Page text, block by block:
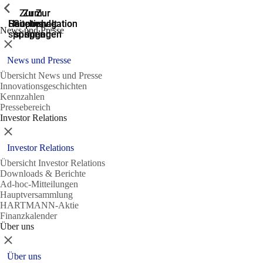
Zur
Suche
springen
Zur
Hauptnavigation
springen
Zur
Hauptnavigation
springen
Zum
Hauptinhalt
springen
Zum
Seitenende
springen
News und Presse
Zeige vorherige
Schließen
News und Presse
Übersicht News und Presse
Innovationsgeschichten
Kennzahlen
Pressebereich
Investor Relations
Zeige vorherige
Schließen
Investor Relations
Übersicht Investor Relations
Downloads & Berichte
Ad-hoc-Mitteilungen
Hauptversammlung
HARTMANN-Aktie
Finanzkalender
Über uns
Zeige vorherige
Schließen
Über uns
Zeige vorherige